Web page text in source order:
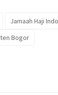
Jamaah Haji
Bogor